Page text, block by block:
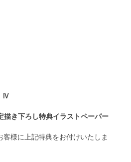
Ⅳ
描き下ろし特典イラストペーパー
様に上記特典をお付けいたしま